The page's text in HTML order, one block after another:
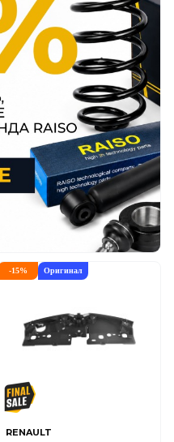
-15% Оригинал
RENAULT